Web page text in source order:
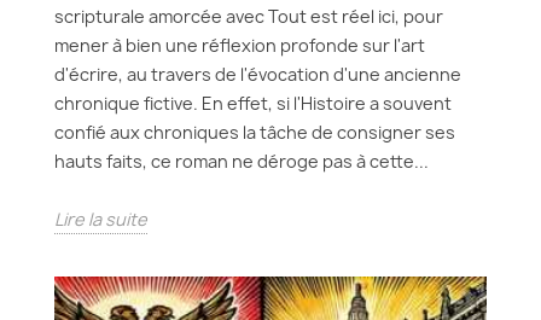
scripturale amorcée avec Tout est réel ici, pour
mener à bien une réflexion profonde sur l'art
d'écrire, au travers de l'évocation d'une ancienne
chronique fictive. En effet, si l'Histoire a souvent
confié aux chroniques la tâche de consigner ses
hauts faits, ce roman ne déroge pas à cette...
Lire la suite